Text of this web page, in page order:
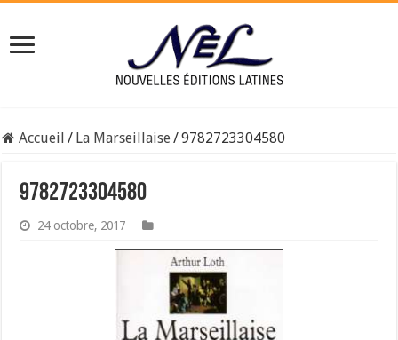
Accueil / La Marseillaise/9782723304580
9782723304580
24 octobre, 2017